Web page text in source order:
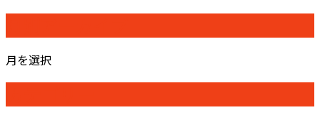
月を選択